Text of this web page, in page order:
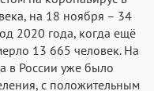
на 18 ноября – 34
2020 года, когда ещё
13 665 человек. На
в России уже было
с положительным